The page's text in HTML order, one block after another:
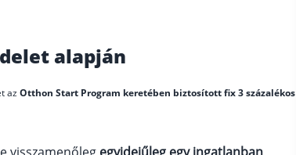
lehet közvetlen családtag vagy élettárs.
alapján
azOtthon Start Program keretében biztosított fix 3 százalékos
visszamenőleg egyidejűleg egy ingatlanban